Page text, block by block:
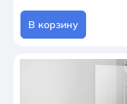
В корзину